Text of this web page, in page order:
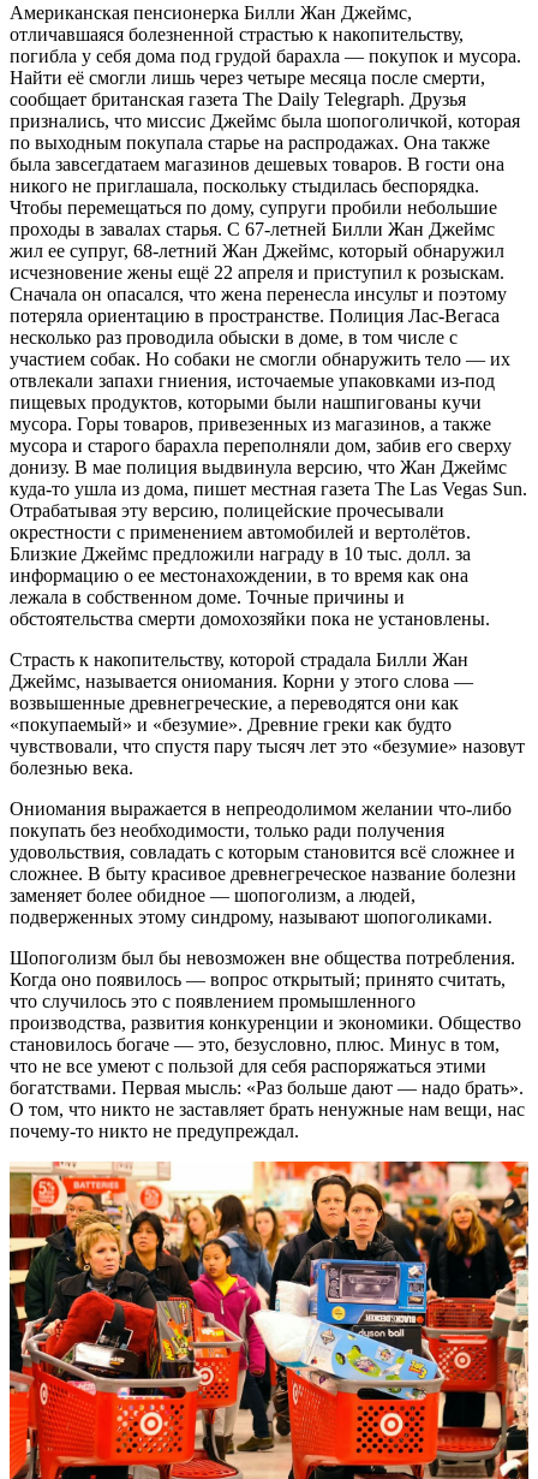
Американская пенсионерка Билли Жан Джеймс,
отличавшаяся болезненной страстью к накопительству,
погибла у себя дома под грудой барахла — покупок и мусора.
Найти её смогли лишь через четыре месяца после смерти,
сообщает британская газета The Daily Telegraph. Друзья
признались, что миссис Джеймс была шопоголичкой, которая
по выходным покупала старье на распродажах. Она также
была завсегдатаем магазинов дешевых товаров. В гости она
никого не приглашала, поскольку стыдилась беспорядка.
Чтобы перемещаться по дому, супруги пробили небольшие
проходы в завалах старья. С 67-летней Билли Жан Джеймс
жил ее супруг, 68-летний Жан Джеймс, который обнаружил
исчезновение жены ещё 22 апреля и приступил к розыскам.
Сначала он опасался, что жена перенесла инсульт и поэтому
потеряла ориентацию в пространстве. Полиция Лас-Вегаса
несколько раз проводила обыски в доме, в том числе с
участием собак. Но собаки не смогли обнаружить тело — их
отвлекали запахи гниения, источаемые упаковками из-под
пищевых продуктов, которыми были нашпигованы кучи
мусора. Горы товаров, привезенных из магазинов, а также
мусора и старого барахла переполняли дом, забив его сверху
донизу. В мае полиция выдвинула версию, что Жан Джеймс
куда-то ушла из дома, пишет местная газета The Las Vegas Sun.
Отрабатывая эту версию, полицейские прочесывали
окрестности с применением автомобилей и вертолётов.
Близкие Джеймс предложили награду в 10 тыс. долл. за
информацию о ее местонахождении, в то время как она
лежала в собственном доме. Точные причины и
обстоятельства смерти домохозяйки пока не установлены.
Страсть к накопительству, которой страдала Билли Жан
Джеймс, называется ониомания. Корни у этого слова —
возвышенные древнегреческие, а переводятся они как
«покупаемый» и «безумие». Древние греки как будто
чувствовали, что спустя пару тысяч лет это «безумие» назовут
болезнью века.
Ониомания выражается в непреодолимом желании что-либо
покупать без необходимости, только ради получения
удовольствия, совладать с которым становится всё сложнее и
сложнее. В быту красивое древнегреческое название болезни
заменяет более обидное — шопоголизм, а людей,
подверженных этому синдрому, называют шопоголиками.
Шопоголизм был бы невозможен вне общества потребления.
Когда оно появилось — вопрос открытый; принято считать,
что случилось это с появлением промышленного
производства, развития конкуренции и экономики. Общество
становилось богаче — это, безусловно, плюс. Минус в том,
что не все умеют с пользой для себя распоряжаться этими
богатствами. Первая мысль: «Раз больше дают — надо брать».
О том, что никто не заставляет брать ненужные нам вещи, нас
почему-то никто не предупреждал.